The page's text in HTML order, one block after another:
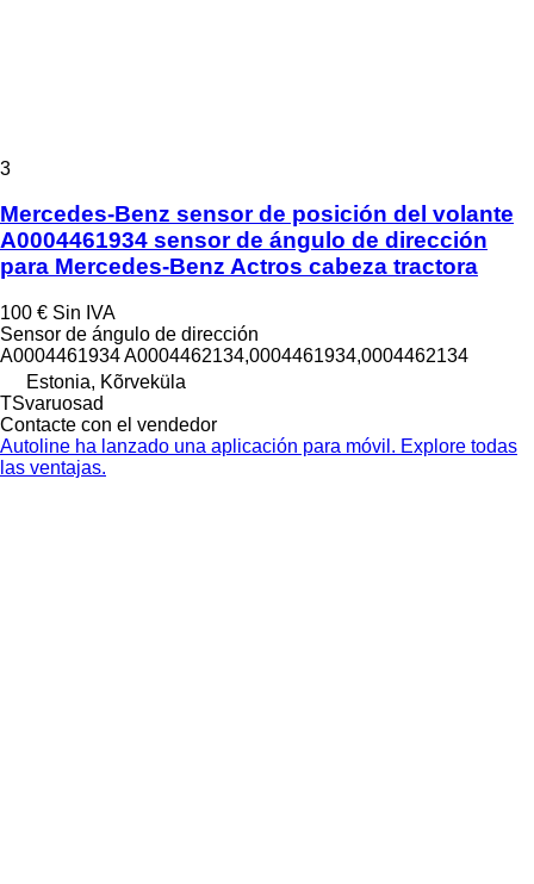
3
Mercedes-Benz sensor de posición del volante
A0004461934 sensor de ángulo de dirección
para Mercedes-Benz Actros cabeza tractora
100 € Sin IVA
Sensor de ángulo de dirección
A0004461934 A0004462134,0004461934,0004462134
Estonia, Kõrveküla
TSvaruosad
Contacte con el vendedor
Autoline ha lanzado una aplicación para móvil. Explore todas
las ventajas.